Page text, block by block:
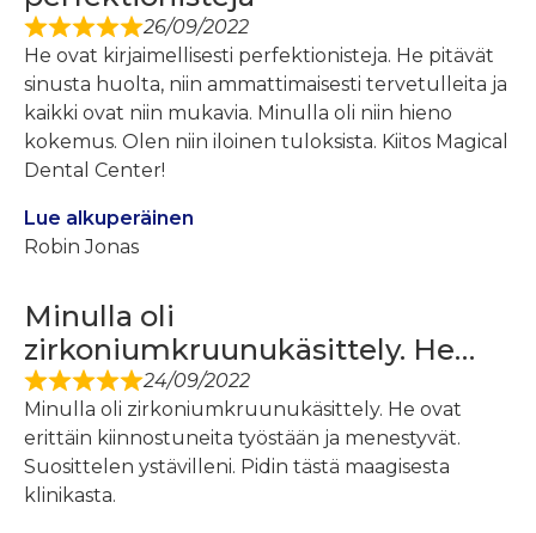
26/09/2022
He ovat kirjaimellisesti perfektionisteja. He pitävät
sinusta huolta, niin ammattimaisesti tervetulleita ja
kaikki ovat niin mukavia. Minulla oli niin hieno
kokemus. Olen niin iloinen tuloksista. Kiitos Magical
Dental Center!
Lue alkuperäinen
Robin Jonas
Minulla oli
zirkoniumkruunukäsittely. He…
24/09/2022
Minulla oli zirkoniumkruunukäsittely. He ovat
erittäin kiinnostuneita työstään ja menestyvät.
Suosittelen ystävilleni. Pidin tästä maagisesta
klinikasta.